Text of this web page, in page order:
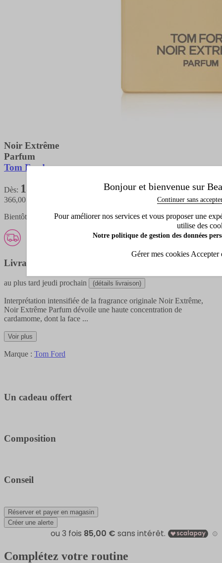
Noir Extrême
Parfum
Tom Ford
Dès: 183,00 €
366,00 €
Bientôt disponible
Livraison offerte
au plus tard jeudi prochain (détails livraison)
Interprétation intensifiée de la fragrance originale Noir Extrême,
Noir Extrême Parfum dévoile une haute concentration de
cardamome, dont la face ...
Voir plus
Marque : Tom Ford
Un cadeau offert
Composition
Conseil
Réserver et payer en magasin
Créer une alerte
Complétez votre routine
Bonjour et bienvenue sur
Continuer sans
Pour améliorer nos services et vous proposer une
utilise des
Notre politique de gestion des données
Gérer mes cookies Accepter